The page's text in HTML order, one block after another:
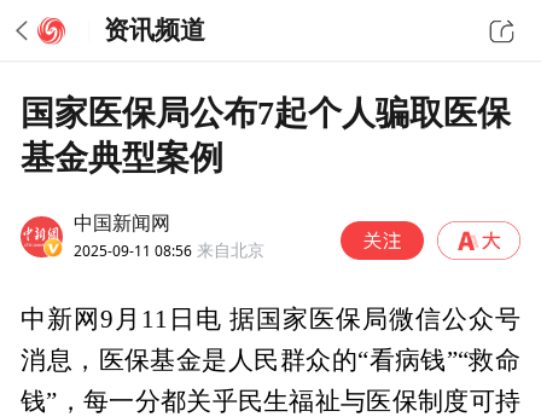
资讯频道
国家医保局公布7起个人骗取医保
基金典型案例
中国新闻网
2025-09-11 08:56 来自北京
中新网9月11日电 据国家医保局微信公众号
消息，医保基金是人民群众的“看病钱”“救命
钱”，每一分都关乎民生福祉与医保制度可持